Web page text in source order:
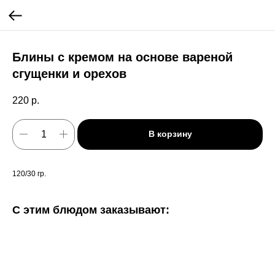
Блины с кремом на основе вареной
сгущенки и орехов
220 р.
В корзину
120/30 гр.
С этим блюдом заказывают: